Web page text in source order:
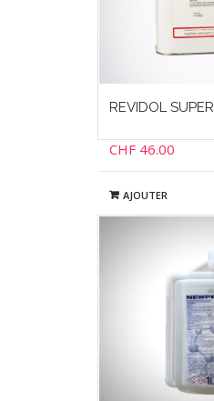
REVIDOL SUPER
CHF46.00
AJOUTER